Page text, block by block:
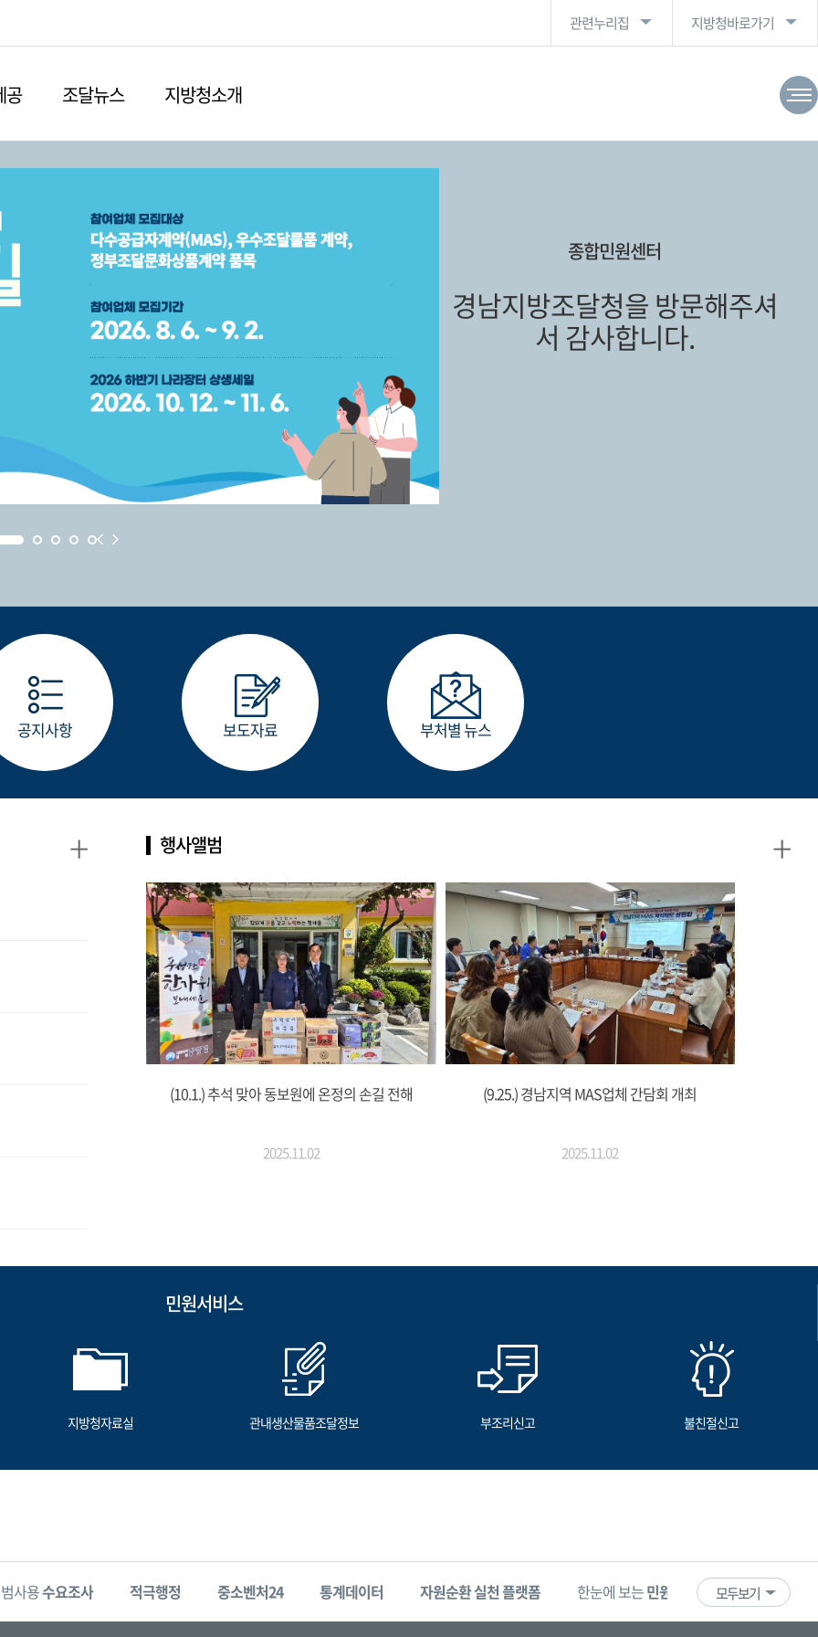
관련누리집 지방청바로가기
공 조달뉴스 지방청소개
종합민원센터
경남지방조달청을 방문해주셔
서 감사합니다.
공지사항 보도자료 부처별 뉴스
+ 행사앨범
(10.1.) 추석 맞아 동보원에 온정의 손길 전해
2025.11.02
(9.25.) 경남지역 MAS업체 간담회 개최
2025.11.02
+
민원서비스
지방청자료실 관내생산물품조달정보 부조리신고 불친절신고
사용수요조사 적극행정 중소벤처24 통계데이터 자원순환 실천 플랫폼 한눈에 보는민원 빅데이터 기업마당
모두보기